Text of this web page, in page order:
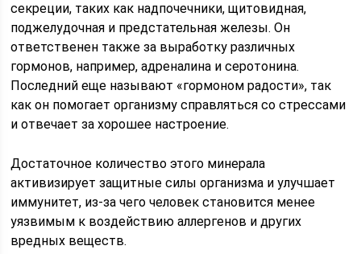
секреции, таких как надпочечники, щитовидная,
поджелудочная и предстательная железы. Он
ответственен также за выработку различных
гормонов, например, адреналина и серотонина.
Последний еще называют «гормоном радости», так
как он помогает организму справляться со стрессами
и отвечает за хорошее настроение.
Достаточное количество этого минерала
активизирует защитные силы организма и улучшает
иммунитет, из-за чего человек становится менее
уязвимым к воздействию аллергенов и других
вредных веществ.